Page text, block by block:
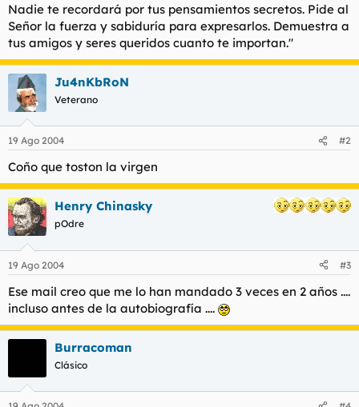
Nadie te recordará por tus pensamientos secretos. Pide al
Señor la fuerza y sabiduría para expresarlos. Demuestra a
tus amigos y seres queridos cuanto te importan."
Ju4nKbRoN
Veterano
19 Ago 2004 #2
Coño que toston la virgen
Henry Chinasky
pOdre
19 Ago 2004 #3
Ese mail creo que me lo han mandado 3 veces en 2 años ....
incluso antes de la autobiografía ....
Burracoman
Clásico